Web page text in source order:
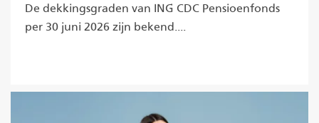
De dekkingsgraden van ING CDC Pensioenfonds
per 30 juni 2026 zijn bekend....